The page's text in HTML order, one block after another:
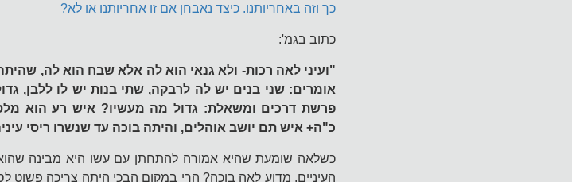
כך וזה באחריותנו. כיצד נאבחן אם זו אחריותנו או לא?
כתוב בגמ':
"ועיני לאה רכות- ולא גנאי הוא לה אלא שבח הוא לה,
אומרים: שני בנים יש לה לרבקה, שתי בנות יש לו ללבן,
פרשת דרכים ומשאלת: גדול מה מעשיו? איש רע הוא
כ"ה+ איש תם יושב אוהלים, והיתה בוכה עד שנשרו ריסי
כשלאה שומעת שהיא אמורה להתחתן עם עשו היא מבינה שהוא
העיניים. מדוע לאה בוכה? הרי במקום הבכי היתה צריכה פשוט